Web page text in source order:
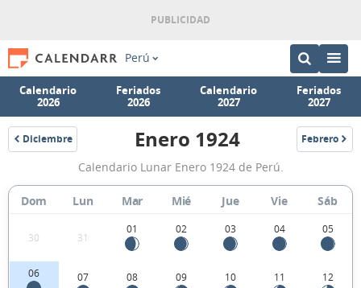
Perú
Calendario
2026
Feriados
2026
Calendario
2027
Feriados
2027
Diciembre
1923
Calendario
Lunar
Enero
1924
de
Perú.
Enero 1924 Febrero
1924
Calendario Lunar Enero 1924 de Perú.
Dom Lun Mar Mié Jue Vie Sáb
30 31
01 02 03 04 05
06 07 08 09 10 11 12